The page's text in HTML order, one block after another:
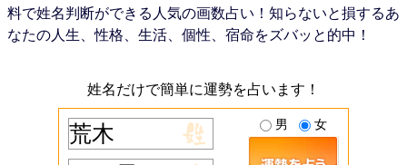
料で姓名判断ができる人気の画数占い！知らないと損するあ
なたの人生、性格、生活、個性、宿命をズバッと的中！
姓名だけで簡単に運勢を占います！
男 女